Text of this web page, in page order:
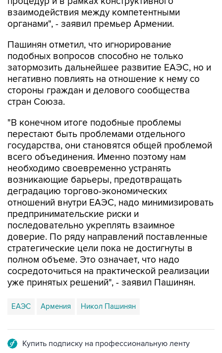
взаимодействия между компетентными
органами", - заявил премьер Армении.
Пашинян отметил, что игнорирование
подобных вопросов способно не только
затормозить дальнейшее развитие ЕАЭС, но и
негативно повлиять на отношение к нему со
стороны граждан и делового сообщества
стран Союза.
"В конечном итоге подобные проблемы
перестают быть проблемами отдельного
государства, они становятся общей проблемой
всего объединения. Именно поэтому нам
необходимо своевременно устранять
возникающие барьеры, предотвращать
деградацию торгово-экономических
отношений внутри ЕАЭС, надо минимизировать
предпринимательские риски и
последовательно укреплять взаимное
доверие. По ряду направлений поставленные
стратегические цели пока не достигнуты в
полном объеме. Это означает, что надо
сосредоточиться на практической реализации
уже принятых решений", - заявил Пашинян.
ЕАЭС Армения Никол Пашинян
Купить подписку на профессиональную ленту